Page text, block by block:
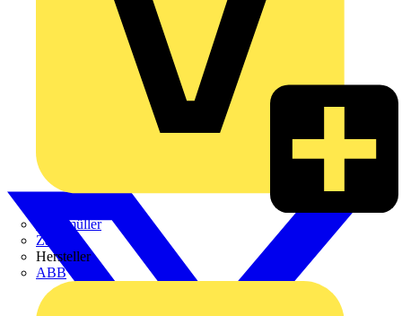
Weidmüller
Zaptec
Hersteller
ABB